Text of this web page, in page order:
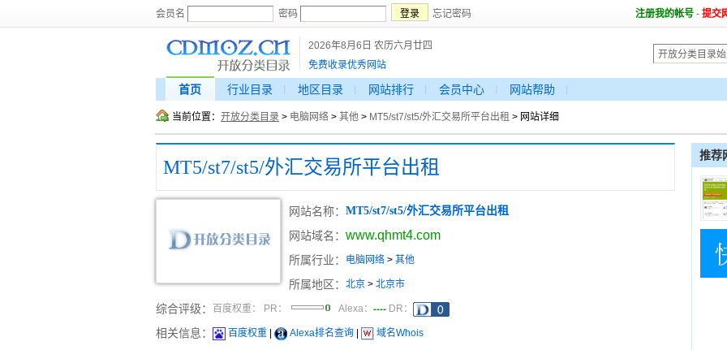
会员名 密码 忘记密码 注册我的帐号 - 提交
2026年8月6日 农历六月廿四
免费收录优秀网站
首页 行业目录 地区目录 网站排行 会员中心 网站帮助
当前位置： 开放分类目录 > 电脑网络 > 其他 > MT5/st7/st5/外汇交易所平台出租 > 网站详细
MT5/st7/st5/外汇交易所平台出租
网站名称： MT5/st7/st5/外汇交易所平台出租
网站域名： www.qhmt4.com
所属行业： 电脑网络 > 其他
所属地区： 北京 > 北京市
综合评级： 百度权重： PR： Alexa： ---- DR：
相关信息： 百度权重 Alexa排名查询 域名Whois
推荐